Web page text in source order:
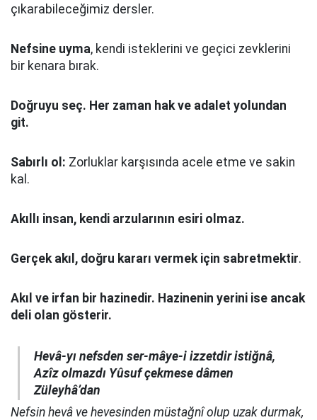
çıkarabileceğimiz dersler.
Nefsine uyma, kendi isteklerini ve geçici zevklerini
bir kenara bırak.
Doğruyu seç. Her zaman hak ve adalet yolundan
git.
Sabırlı ol: Zorluklar karşısında acele etme ve sakin
kal.
Akıllı insan, kendi arzularının esiri olmaz.
Gerçek akıl, doğru kararı vermek için sabretmektir.
Akıl ve irfan bir hazinedir. Hazinenin yerini ise ancak
deli olan gösterir.
Hevâ-yı nefsden ser-mâye-i izzetdir istiğnâ,
Azîz olmazdı Yûsuf çekmese dâmen
Züleyhâ’dan
Nefsin hevâ ve hevesinden müstağnî olup uzak durmak,